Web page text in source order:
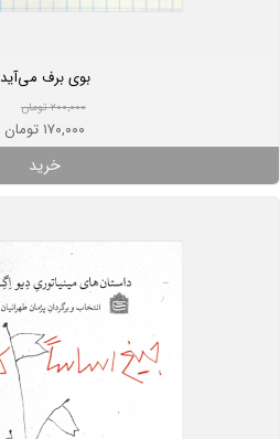
بوی برف می‌آید
۲۰۰,۰۰۰ تومان
۱۷۰,۰۰۰ تومان
خرید